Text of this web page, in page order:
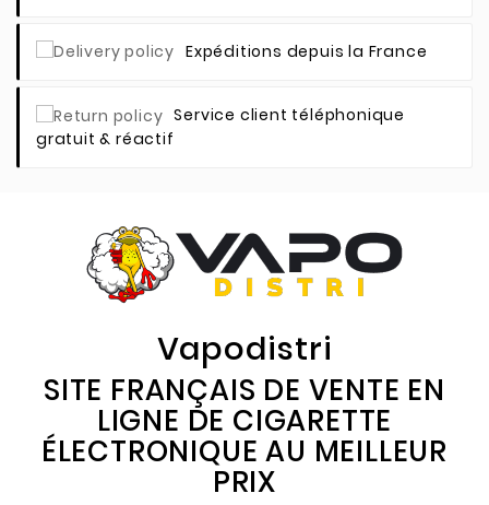
Expéditions depuis la France
Service client téléphonique
gratuit & réactif
Vapodistri
SITE FRANÇAIS DE VENTE EN
LIGNE DE CIGARETTE
ÉLECTRONIQUE AU MEILLEUR
PRIX